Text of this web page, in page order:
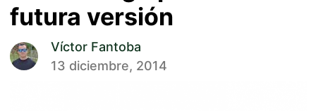
futura versión
Víctor Fantoba
13 diciembre, 2014